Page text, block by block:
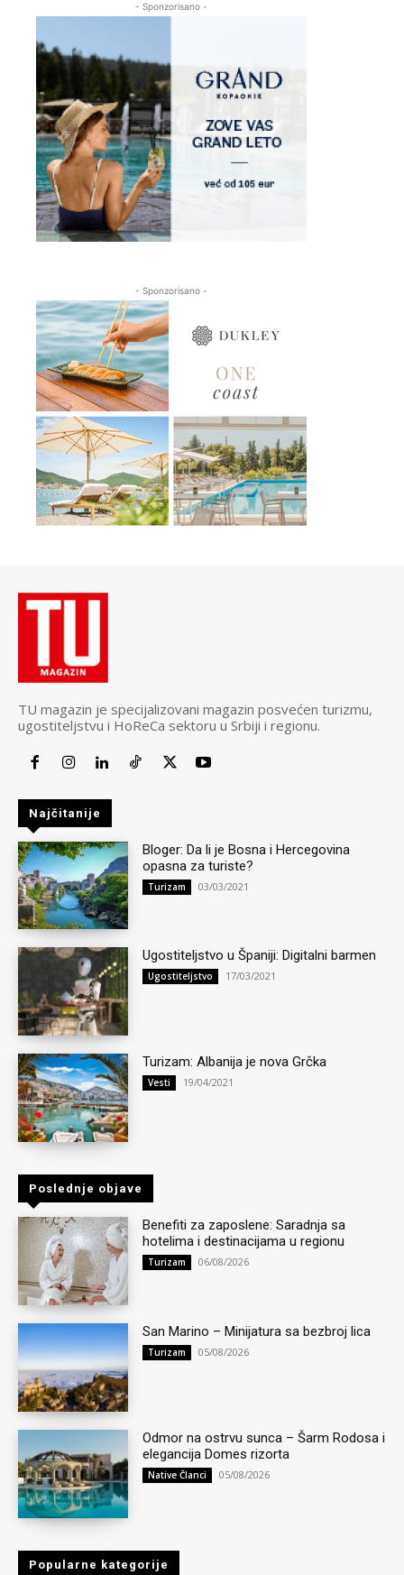
- Sponzorisano -
- Sponzorisano -
TU magazin je specijalizovani magazin posvećen turizmu,
ugostiteljstvu i HoReCa sektoru u Srbiji i regionu.
Najčitanije
Bloger: Da li je Bosna i Hercegovina
opasna za turiste?
Turizam 03/03/2021
Ugostiteljstvo u Španiji: Digitalni barmen
Ugostiteljstvo 17/03/2021
Turizam: Albanija je nova Grčka
Vesti 19/04/2021
Poslednje objave
Benefiti za zaposlene: Saradnja sa
hotelima i destinacijama u regionu
Turizam 06/08/2026
San Marino – Minijatura sa bezbroj lica
Turizam 05/08/2026
Odmor na ostrvu sunca – Šarm Rodosa i
elegancija Domes rizorta
Native Članci 05/08/2026
Popularne kategorije